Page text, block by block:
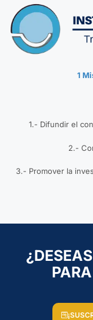
1
1.- Difundir el
2.-
3.- Promover la